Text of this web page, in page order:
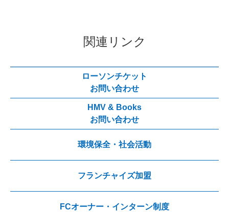
関連リンク
ローソンチケット
お問い合わせ
HMV & Books
お問い合わせ
環境保全・社会活動
フランチャイズ加盟
FCオーナー・インターン制度